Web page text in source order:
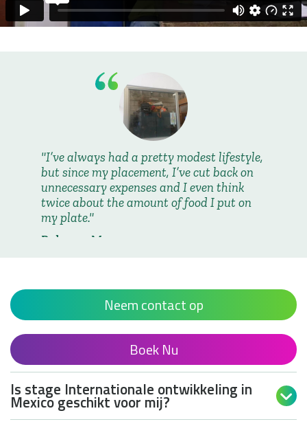
I’ve always had a pretty modest lifestyle,
but since my placement, I’ve cut back on
unnecessary expenses and I even think
twice about the amount of food I put on
my plate.
Rebecca M
Lees het volledige ervaringsverhaal
Neem contact op
Boek Nu
Is stage Internationale ontwikkeling in
Mexico geschikt voor mij? 